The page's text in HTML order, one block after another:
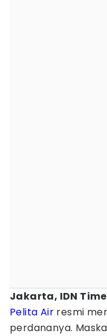
Jakarta, IDN
Pelita Air resmi
perdananya.